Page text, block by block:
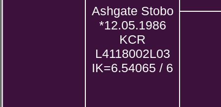
Ashgate Stobo
*12.05.1986
KCR
L4118002L03
IK=6.54065 / 6